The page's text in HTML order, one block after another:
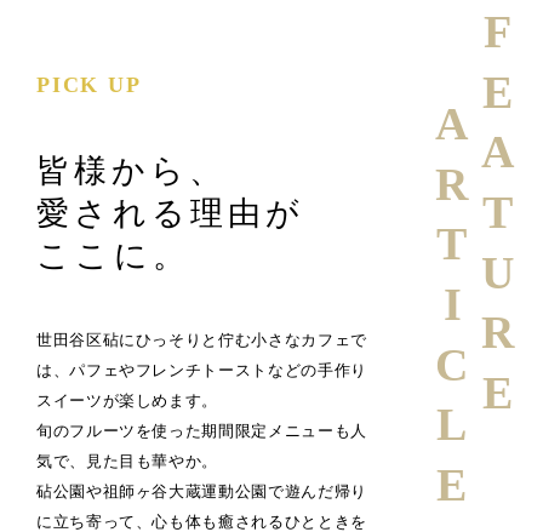
PICK UP
皆様から、
愛される理由が
ここに。
世田谷区砧にひっそりと佇む小さなカフェで
は、パフェやフレンチトーストなどの手作り
スイーツが楽しめます。
旬のフルーツを使った期間限定メニューも人
気で、見た目も華やか。
砧公園や祖師ヶ谷大蔵運動公園で遊んだ帰り
に立ち寄って、心も体も癒されるひとときを
FEATURE
ARTICLE